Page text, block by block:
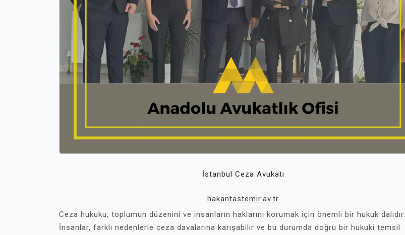
İstanbul Ceza Avukatı
hakantastemir.av.tr
Ceza hukuku, toplumun düzenini ve insanların haklarını korumak için önemli bir hukuk dalıdır.
İnsanlar, farklı nedenlerle ceza davalarına karışabilir ve bu durumda doğru bir hukuki temsil